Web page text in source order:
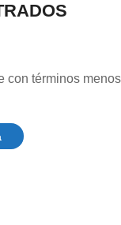
con términos menos